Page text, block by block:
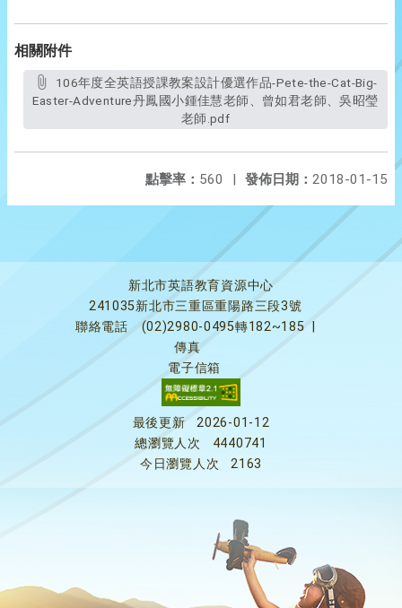
相關附件
Easter-Adventure丹鳳國小鍾佳慧老師、曾如君老師、吳昭瑩
老師.pdf
發佈日期： 2018-01-15
點擊率： 560 |
新北市英語教育資源中心
241035新北市三重區重陽路三段3號
聯絡電話
(02)2980-0495轉182~185
傳真
電子信箱
最後更新
2026-01-12
總瀏覽人次
4440741
今日瀏覽人次
2163